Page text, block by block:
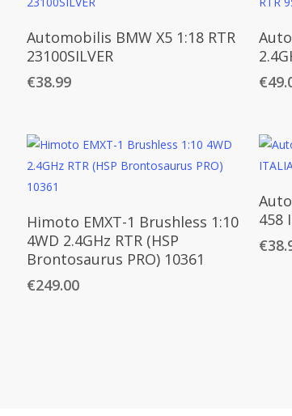
Daugiau
Automobilis BMW X5 1:18 RTR
23100SILVER
€38.99
€
Daugiau
Himoto EMXT-1 Brushless 1:10
4WD 2.4GHz RTR (HSP
Brontosaurus PRO) 10361
€249.00
458
€